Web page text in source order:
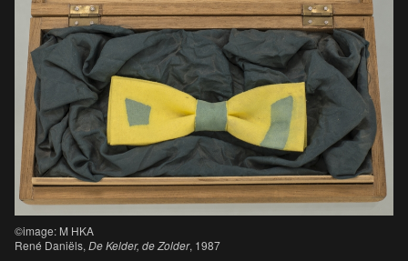
©image: M HKA
René Daniëls, De Kelder, de Zolder, 1987